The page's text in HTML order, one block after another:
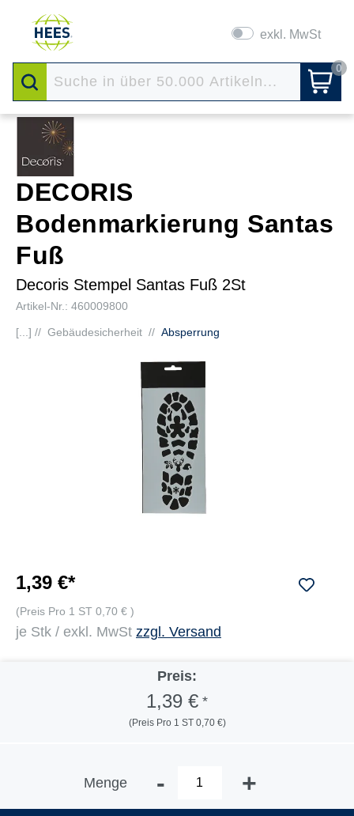
exkl. MwSt
0
DECORIS
Bodenmarkierung Santas
Fuß
Decoris Stempel Santas Fuß 2St
Artikel-Nr.: 460009800
[...] // Gebäudesicherheit // Absperrung
1,39 €*
(Preis Pro 1 ST 0,70 € )
je Stk / exkl. MwSt zzgl. Versand
Preis:
1,39 € *
(Preis Pro 1 ST 0,70 €)
Menge - +